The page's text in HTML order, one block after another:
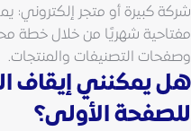
مفتاحية شهريًا من خلال خطة
وصفحات التصنيفات والمنتجات.
هل يمكنني إيقاف
للصفحة الأولى؟